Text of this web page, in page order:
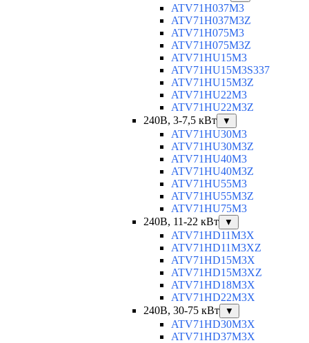
ATV71H037M3
ATV71H037M3Z
ATV71H075M3
ATV71H075M3Z
ATV71HU15M3
ATV71HU15M3S337
ATV71HU15M3Z
ATV71HU22M3
ATV71HU22M3Z
240В, 3-7,5 кВт
▼
ATV71HU30M3
ATV71HU30M3Z
ATV71HU40M3
ATV71HU40M3Z
ATV71HU55M3
ATV71HU55M3Z
ATV71HU75M3
240В, 11-22 кВт
▼
ATV71HD11M3X
ATV71HD11M3XZ
ATV71HD15M3X
ATV71HD15M3XZ
ATV71HD18M3X
ATV71HD22M3X
240В, 30-75 кВт
▼
ATV71HD30M3X
ATV71HD37M3X